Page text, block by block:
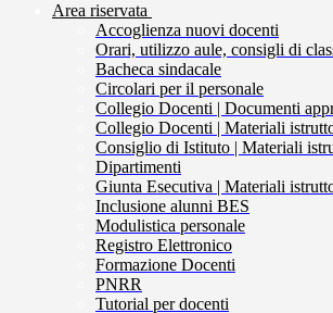
Area riservata
Accoglienza nuovi docenti
Orari, utilizzo aule, consigli di
Bacheca sindacale
Circolari per il personale
Collegio Docenti | Documenti
Collegio Docenti | Materiali
Consiglio di Istituto | Materiali
Dipartimenti
Giunta Esecutiva | Materiali
Inclusione alunni BES
Modulistica personale
Registro Elettronico
Formazione Docenti
PNRR
Tutorial per docenti